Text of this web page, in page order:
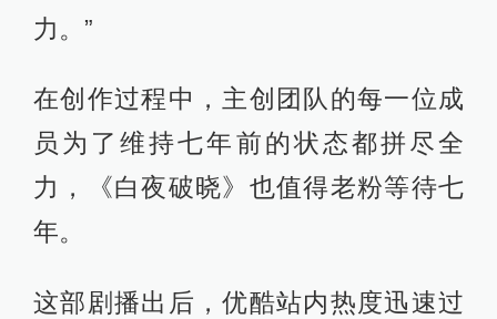
力。”
在创作过程中，主创团队的每一位成
员为了维持七年前的状态都拼尽全
力，《白夜破晓》也值得老粉等待七
年。
这部剧播出后，优酷站内热度迅速过